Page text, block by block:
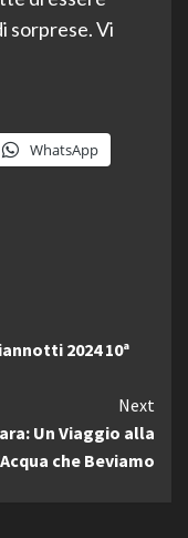
sorprese. Vi
WhatsApp
2024 10ª
Next
Un Viaggio alla
che Beviamo